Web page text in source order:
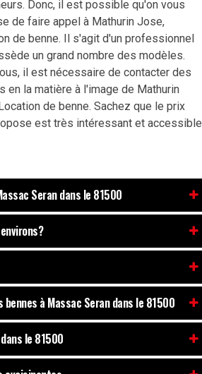
Donc, il est possible qu'on vous
de faire appel à Mathurin Jose,
de benne. Il s'agit d'un professionnel
un grand nombre des modèles.
il est nécessaire de contacter des
en la matière à l'image de Mathurin
de benne. Sachez que le prix
est très intéressant et accessible
Seran dans le 81500
à Massac Seran dans le 81500
le 81500